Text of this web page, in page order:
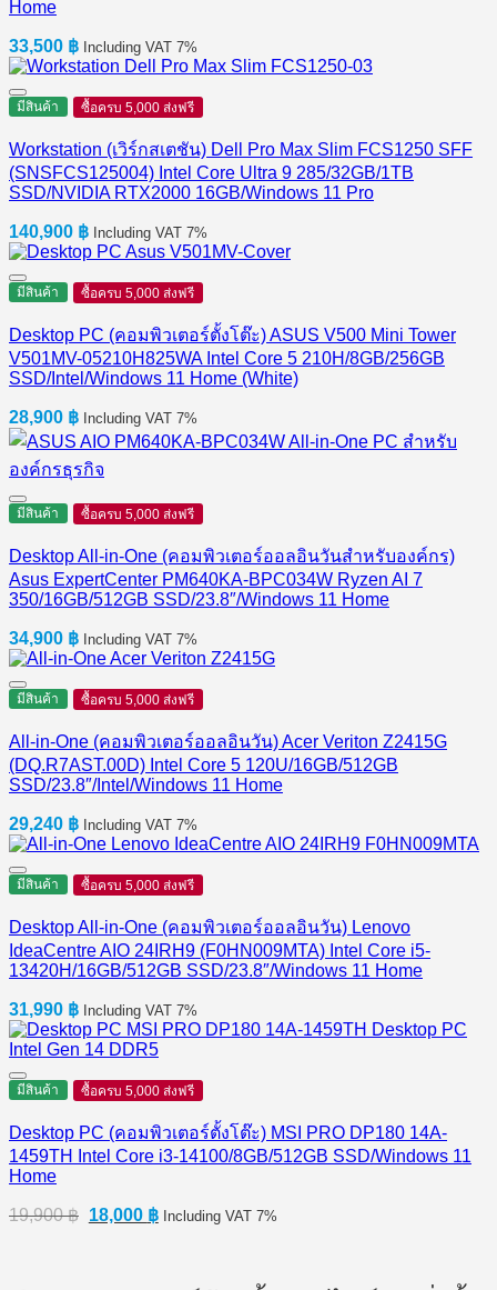
Home
33,500 ฿ Including VAT 7%
มีสินค้า ซื้อครบ 5,000 ส่งฟรี
Workstation (เวิร์กสเตชัน) Dell Pro Max Slim FCS1250 SFF
(SNSFCS125004) Intel Core Ultra 9 285/32GB/1TB
SSD/NVIDIA RTX2000 16GB/Windows 11 Pro
140,900 ฿ Including VAT 7%
มีสินค้า ซื้อครบ 5,000 ส่งฟรี
Desktop PC (คอมพิวเตอร์ตั้งโต๊ะ) ASUS V500 Mini Tower
V501MV-05210H825WA Intel Core 5 210H/8GB/256GB
SSD/Intel/Windows 11 Home (White)
28,900 ฿ Including VAT 7%
มีสินค้า ซื้อครบ 5,000 ส่งฟรี
Desktop All-in-One (คอมพิวเตอร์ออลอินวันสำหรับองค์กร)
Asus ExpertCenter PM640KA-BPC034W Ryzen AI 7
350/16GB/512GB SSD/23.8″/Windows 11 Home
34,900 ฿ Including VAT 7%
มีสินค้า ซื้อครบ 5,000 ส่งฟรี
All-in-One (คอมพิวเตอร์ออลอินวัน) Acer Veriton Z2415G
(DQ.R7AST.00D) Intel Core 5 120U/16GB/512GB
SSD/23.8″/Intel/Windows 11 Home
29,240 ฿ Including VAT 7%
มีสินค้า ซื้อครบ 5,000 ส่งฟรี
Desktop All-in-One (คอมพิวเตอร์ออลอินวัน) Lenovo
IdeaCentre AIO 24IRH9 (F0HN009MTA) Intel Core i5-
13420H/16GB/512GB SSD/23.8″/Windows 11 Home
31,990 ฿ Including VAT 7%
มีสินค้า ซื้อครบ 5,000 ส่งฟรี
Desktop PC (คอมพิวเตอร์ตั้งโต๊ะ) MSI PRO DP180 14A-
1459TH Intel Core i3-14100/8GB/512GB SSD/Windows 11
Home
19,900฿ Original
18,000 ฿Current
Including VAT 7%